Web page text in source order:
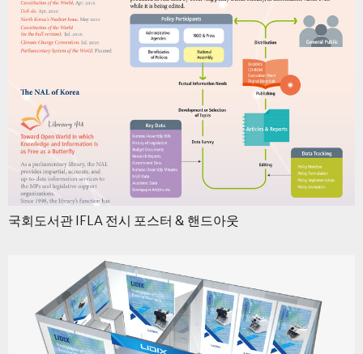
국회도서관 IFLA 전시 포스터 & 핸드아웃